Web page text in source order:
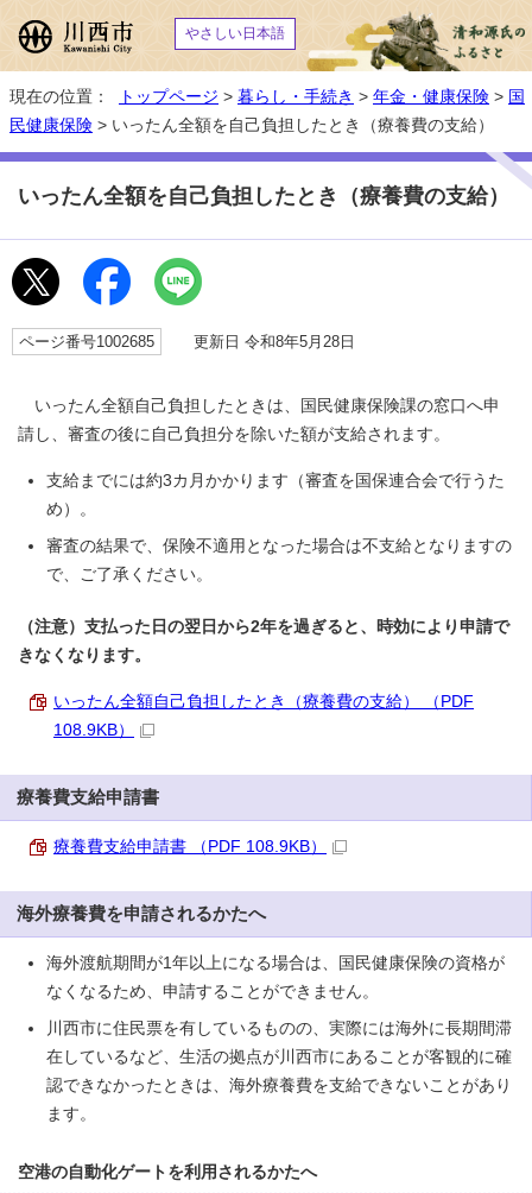
やさしい日本語
現在の位置： トップページ > 暮らし・手続き > 年金・健康保険 > 国
民健康保険 > いったん全額を自己負担したとき（療養費の支給）
いったん全額を自己負担したとき（療養費の支給）
ページ番号1002685 更新日 令和8年5月28日
いったん全額自己負担したときは、国民健康保険課の窓口へ申
請し、審査の後に自己負担分を除いた額が支給されます。
支給までには約3カ月かかります（審査を国保連合会で行うた
め）。
審査の結果で、保険不適用となった場合は不支給となりますの
で、ご了承ください。
（注意）支払った日の翌日から2年を過ぎると、時効により申請で
きなくなります。
いったん全額自己負担したとき（療養費の支給） （PDF
108.9KB）
療養費支給申請書
療養費支給申請書 （PDF 108.9KB）
海外療養費を申請されるかたへ
海外渡航期間が1年以上になる場合は、国民健康保険の資格が
なくなるため、申請することができません。
川西市に住民票を有しているものの、実際には海外に長期間滞
在しているなど、生活の拠点が川西市にあることが客観的に確
認できなかったときは、海外療養費を支給できないことがあり
ます。
空港の自動化ゲートを利用されるかたへ